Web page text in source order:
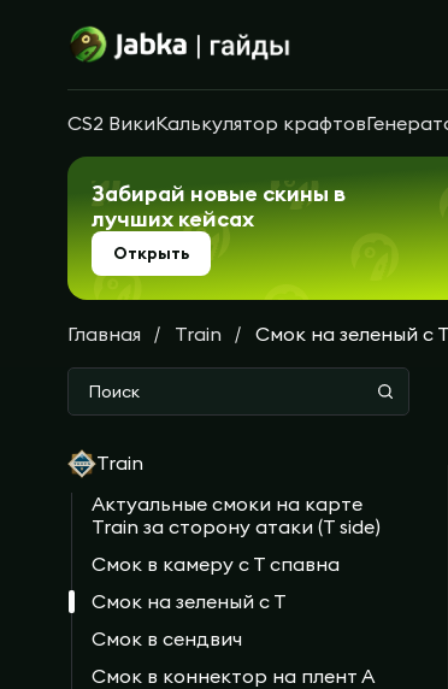
CS2 ВикиКалькулятор крафтов
Забирай новые скины в
лучших кейсах
Открыть
Главная Train Смок на зеленый с Т
Train
Актуальные смоки на карте
Train за сторону атаки (T side)
Смок в камеру с Т спавна
Смок на зеленый с Т
Смок в сендвич
Смок в коннектор на плент А